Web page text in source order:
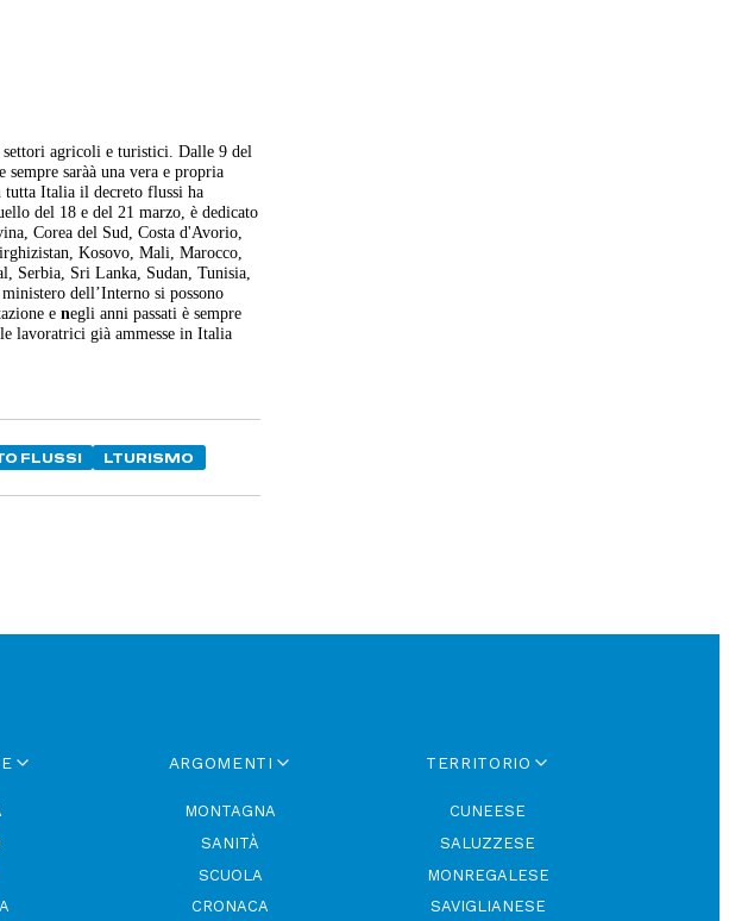
agricoli e turistici. Dalle 9 del
saràà una vera e propria
tutta Italia il decreto flussi ha
del 18 e del 21 marzo, è dedicato
Corea del Sud, Costa d'Avorio,
Kosovo, Mali, Marocco,
Serbia, Sri Lanka, Sudan, Tunisia,
dell’Interno si possono
enegli anni passati è sempre
lavoratrici già ammesse in Italia
FLUSSI LTURISMO
ARGOMENTI
MONTAGNA
SANITÀ
SCUOLA
CRONACA
TERRITORIO
CUNEESE
SALUZZESE
MONREGALESE
SAVIGLIANESE